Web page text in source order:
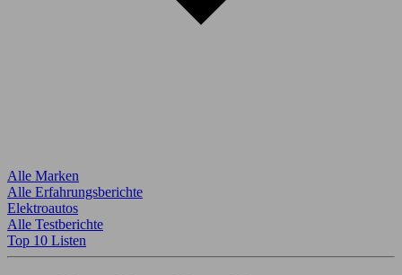
Alle Marken
Alle Erfahrungsberichte
Elektroautos
Alle Testberichte
Top 10 Listen